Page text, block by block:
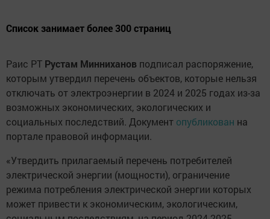
Список занимает более 300 страниц
Раис РТ Рустам Минниханов подписал распоряжение,
которым утвердил перечень объектов, которые нельзя
отключать от электроэнергии в 2024 и 2025 годах из-за
возможных экономических, экологических и
социальных последствий. Документ опубликован на
портале правовой информации.
«Утвердить прилагаемый перечень потребителей
электрической энергии (мощности), ограничение
режима потребления электрической энергии которых
может привести к экономическим, экологическим,